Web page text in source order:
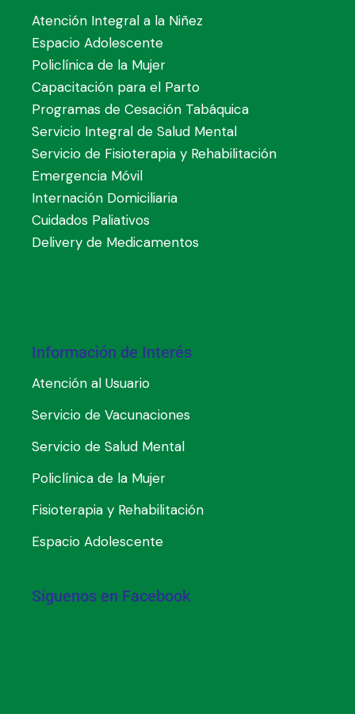
Atención Integral a la Niñez
Espacio Adolescente
Policlínica de la Mujer
Capacitación para el Parto
Programas de Cesación Tabáquica
Servicio Integral de Salud Mental
Servicio de Fisioterapia y Rehabilitación
Emergencia Móvil
Internación Domiciliaria
Cuidados Paliativos
Delivery de Medicamentos
Información de Interés
Atención al Usuario
Servicio de Vacunaciones
Servicio de Salud Mental
Policlínica de la Mujer
Fisioterapia y Rehabilitación
Espacio Adolescente
Síguenos en Facebook